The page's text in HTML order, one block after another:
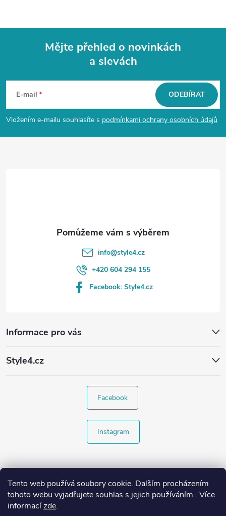
Tento web používá soubory cookie. Dalším procházením
tohoto webu vyjadřujete souhlas s jejich používáním.. Více
informacízde.
p
a
Mějte přehled o novinkách
a slevách
E-mail
Vložením e-mailu souhlasíte s podmínkami ochrany osobních údajů
ODEBÍRAT
Informace pro vás
Style4.cz
info@style4.cz
+420 604 294 155
Facebook: Style4.cz
Facebook
Instagram